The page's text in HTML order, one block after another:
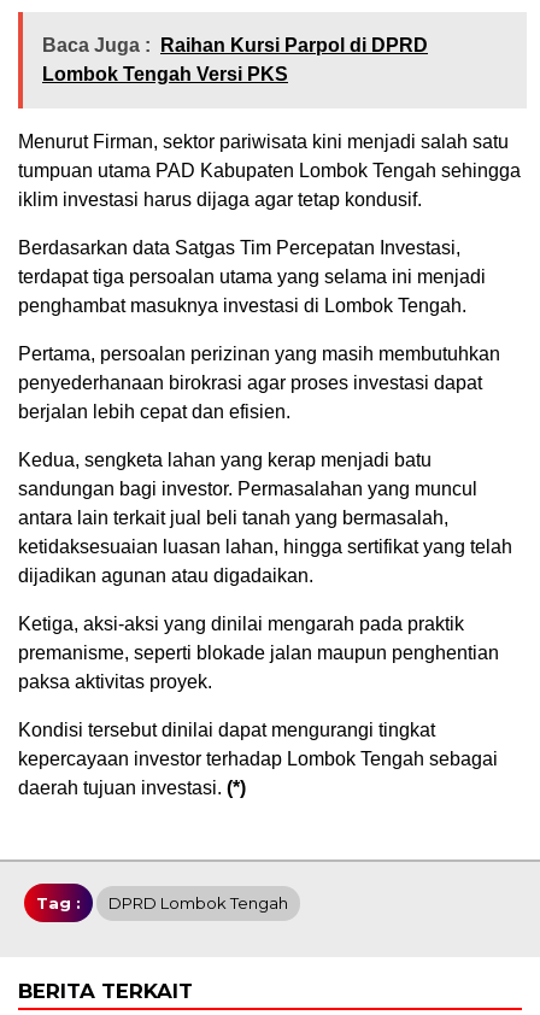
Baca Juga :
Raihan Kursi Parpol di DPRD
Lombok Tengah Versi PKS
Menurut Firman, sektor pariwisata kini menjadi salah satu
tumpuan utama PAD Kabupaten Lombok Tengah sehingga
iklim investasi harus dijaga agar tetap kondusif.
Berdasarkan data Satgas Tim Percepatan Investasi,
terdapat tiga persoalan utama yang selama ini menjadi
penghambat masuknya investasi di Lombok Tengah.
Pertama, persoalan perizinan yang masih membutuhkan
penyederhanaan birokrasi agar proses investasi dapat
berjalan lebih cepat dan efisien.
Kedua, sengketa lahan yang kerap menjadi batu
sandungan bagi investor. Permasalahan yang muncul
antara lain terkait jual beli tanah yang bermasalah,
ketidaksesuaian luasan lahan, hingga sertifikat yang telah
dijadikan agunan atau digadaikan.
Ketiga, aksi-aksi yang dinilai mengarah pada praktik
premanisme, seperti blokade jalan maupun penghentian
paksa aktivitas proyek.
Kondisi tersebut dinilai dapat mengurangi tingkat
kepercayaan investor terhadap Lombok Tengah sebagai
daerah tujuan investasi. (*)
Tag : DPRD Lombok Tengah
BERITA TERKAIT